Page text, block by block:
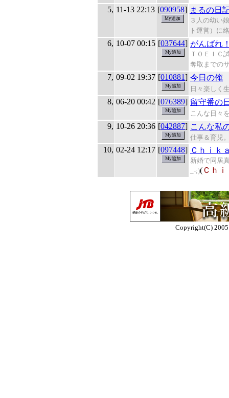
5, 11-13 22:13 [090958] まるの日
３人の幼い
ト運営）に
6, 10-07 00:15 [037644] がんばれ
ＴＯＥＩＣ
奪取までの
7, 09-02 19:37 [010881] 今日の俺
日々楽しく
8, 06-20 00:42 [076389] 留守番の
こんな日々
9, 10-26 20:36 [042887] こんな私
仕事＆育児
10, 02-24 12:17 [097448] Ｃｈｉｋ
新婚で同居
_-;)(Ｃｈ
Copyright(C)